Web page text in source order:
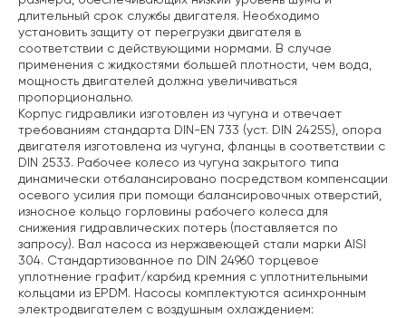
длительный срок службы двигателя. Необходимо
установить защиту от перегрузки двигателя в
соответствии с действующими нормами. В случае
применения с жидкостями большей плотности, чем вода,
мощность двигателей должна увеличиваться
пропорционально.
Корпус гидравлики изготовлен из чугуна и отвечает
требованиям стандарта DIN-EN 733 (уст. DIN 24255), опора
двигателя изготовлена из чугуна, фланцы в соответствии с
DIN 2533. Рабочее колесо из чугуна закрытого типа
динамически отбалансировано посредством компенсации
осевого усилия при помощи балансировочных отверстий,
износное кольцо горловины рабочего колеса для
снижения гидравлических потерь (поставляется по
запросу). Вал насоса из нержавеющей стали марки AISI
304. Стандартизованное по DIN 24960 торцевое
уплотнение графит/карбид кремния с уплотнительными
кольцами из EPDM. Насосы комплектуются асинхронным
электродвигателем с воздушным охлаждением: